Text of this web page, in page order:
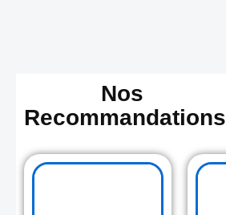
Nos
Recommandations